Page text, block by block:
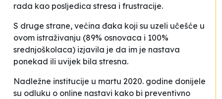
rada kao posljedica stresa i frustracije.
S druge strane, većina đaka koji su uzeli učešće u
ovom istraživanju (89% osnovaca i 100%
srednjoškolaca) izjavila je da im je nastava
ponekad ili uvijek bila stresna.
Nadležne institucije u martu 2020. godine donijele
su odluku o online nastavi kako bi preventivno